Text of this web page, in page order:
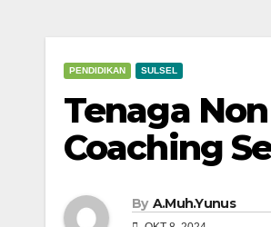
PENDIDIKAN SULSEL
Tenaga
Coaching
By A.Muh.Yunus